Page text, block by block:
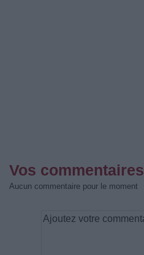
Vos commentaires
Aucun commentaire pour le moment